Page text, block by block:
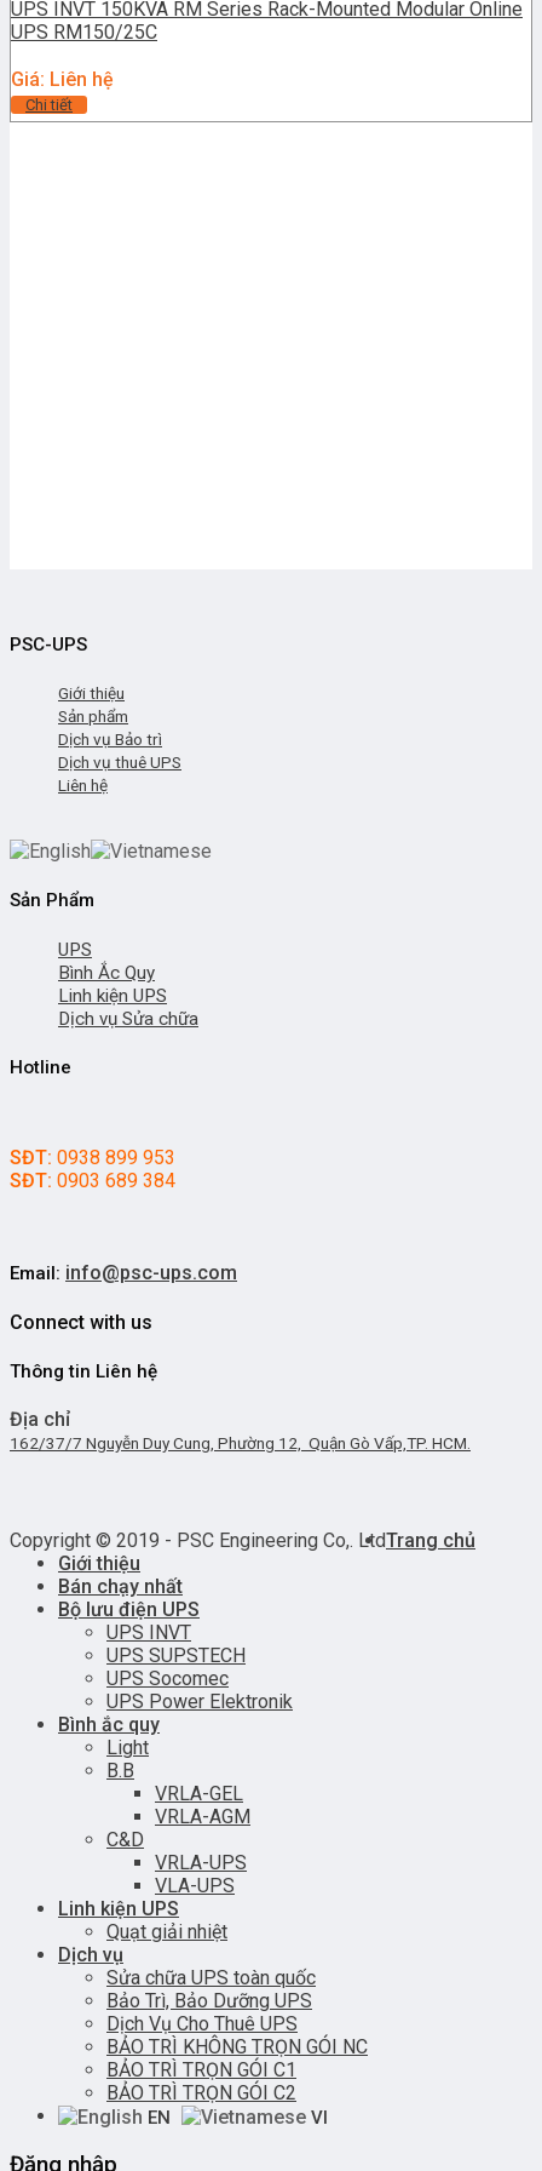
UPS INVT 150KVA RM Series Rack-Mounted Modular Online
UPS RM150/25C
Giá: Liên hệ
Chi tiết
PSC-UPS
Giới thiệu
Sản phẩm
Dịch vụ Bảo trì
Dịch vụ thuê UPS
Liên hệ
Sản Phẩm
UPS
Bình Ắc Quy
Linh kiện UPS
Dịch vụ Sửa chữa
Hotline
SĐT: 0938 899 953
SĐT: 0903 689 384
Email: info@psc-ups.com
Connect with us
Thông tin Liên hệ
Địa chỉ
162/37/7 Nguyễn Duy Cung, Phường 12, Quận Gò Vấp,TP. HCM.
Copyright © 2019 - PSC Engineering Co,. LtdTrang chủ
Giới thiệu
Bán chạy nhất
Bộ lưu điện UPS
UPS INVT
UPS SUPSTECH
UPS Socomec
UPS Power Elektronik
Bình ắc quy
Light
B.B
VRLA-GEL
VRLA-AGM
C&D
VRLA-UPS
VLA-UPS
Linh kiện UPS
Quạt giải nhiệt
Dịch vụ
Sửa chữa UPS toàn quốc
Bảo Trì, Bảo Dưỡng UPS
Dịch Vụ Cho Thuê UPS
BẢO TRÌ KHÔNG TRỌN GÓI NC
BẢO TRÌ TRỌN GÓI C1
BẢO TRÌ TRỌN GÓI C2
EN VI
Đăng nhập